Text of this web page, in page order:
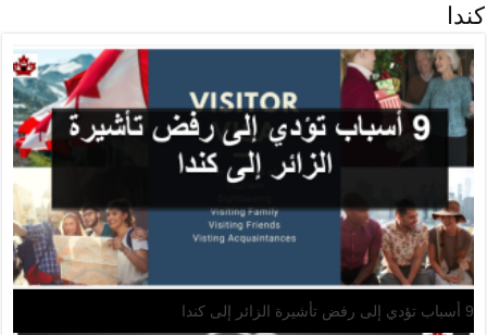
كندا
مفاهيم خاطئة شائعة حول الهجرة إلى كندا‏